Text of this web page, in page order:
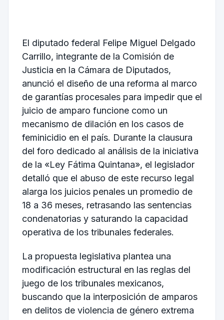
El diputado federal Felipe Miguel Delgado
Carrillo, integrante de la Comisión de
Justicia en la Cámara de Diputados,
anunció el diseño de una reforma al marco
de garantías procesales para impedir que el
juicio de amparo funcione como un
mecanismo de dilación en los casos de
feminicidio en el país. Durante la clausura
del foro dedicado al análisis de la iniciativa
de la «Ley Fátima Quintana», el legislador
detalló que el abuso de este recurso legal
alarga los juicios penales un promedio de
18 a 36 meses, retrasando las sentencias
condenatorias y saturando la capacidad
operativa de los tribunales federales.
La propuesta legislativa plantea una
modificación estructural en las reglas del
juego de los tribunales mexicanos,
buscando que la interposición de amparos
en delitos de violencia de género extrema